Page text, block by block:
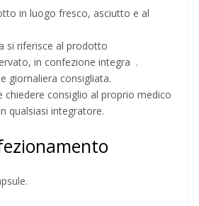
in luogo fresco, asciutto e al
si riferisce al prodotto
in confezione integra .
giornaliera consigliata.
chiedere consiglio al proprio medico
qualsiasi integratore.